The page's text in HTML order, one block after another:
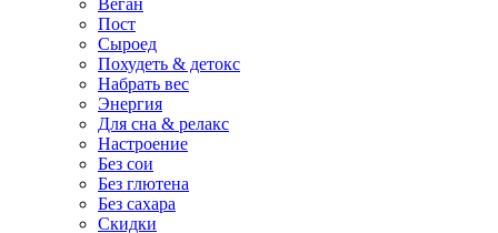
Пост
Сыроед
Похудеть & детокс
Набрать вес
Энергия
Для сна & релакс
Настроение
Без сои
Без глютена
Без сахара
Скидки